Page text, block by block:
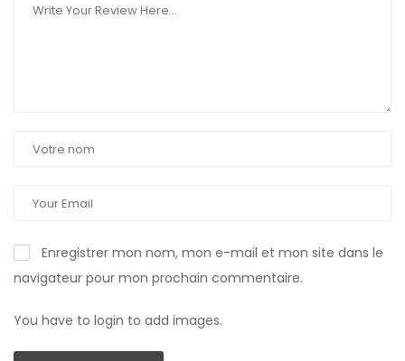
Enregistrer mon nom, mon e-mail et mon site dans le
navigateur pour mon prochain commentaire.
You have to login to add images.